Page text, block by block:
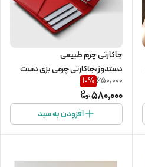
جاکارتی چرم طبیعی
دستدوز،جاکارتی چرمی بزی دست
دوز
650,000
10%
580,000
افزودن به سبد